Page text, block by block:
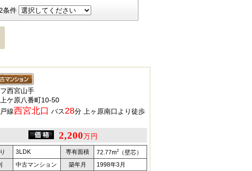
条件
西宮山手
ケ原八番町10-50
線西宮北口 バス28分 上ヶ原南口より徒歩
2,200万円
3LDK 専有面積 72.77m2
（壁芯）
中古マンション 築年月 1998年3月